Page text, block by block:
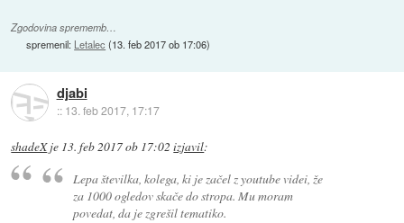
Zgodovina sprememb…
spremenil: Letalec (13. feb 2017 ob 17:06)
djabi
:: 13. feb 2017, 17:17
shadeXje 13. feb 2017 ob 17:02 izjavil:
Lepa številka, kolega, ki je začel z youtube videi, že
za 1000 ogledov skače do stropa. Mu moram
povedat, da je zgrešil tematiko.